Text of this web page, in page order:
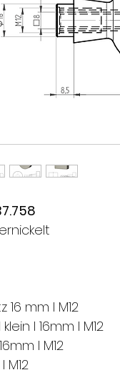
16 mm I M12
I 16mm I M12
I M12